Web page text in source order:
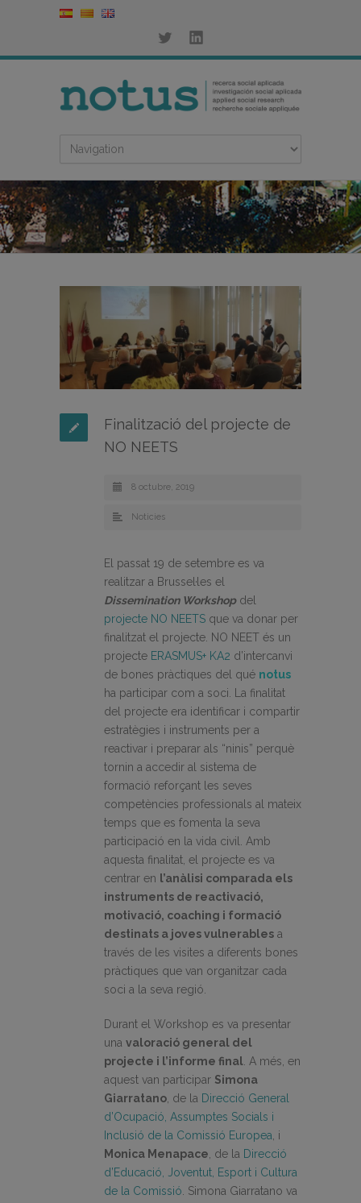
Finalització del projecte de
NO NEETS
8 octubre, 2019
Noticies
El passat 19 de setembre es va
realitzar a Brussel·les el
Dissemination Workshopdel
projecte NO NEETS que va donar per
finalitzat el projecte. NO NEET és un
projecte ERASMUS+ KA2 d’intercanvi
de bones pràctiques del qué notus
ha participar com a soci. La finalitat
del projecte era identificar i compartir
estratègies i instruments per a
reactivar i preparar als “ninis” perquè
tornin a accedir al sistema de
formació reforçant les seves
competències professionals al mateix
temps que es fomenta la seva
participació en la vida civil. Amb
aquesta finalitat, el projecte es va
centrar en l’anàlisi comparada els
instruments de reactivació,
motivació, coaching i formació
destinats a joves vulnerables a
través de les visites a diferents bones
pràctiques que van organitzar cada
soci a la seva regió.
Durant el Workshop es va presentar
una valoració general del
projecte i l’informe final. A més, en
aquest van participar Simona
Giarratano, de la Direcció General
d’Ocupació, Assumptes Socials i
Inclusió de la Comissió Europea, i
Monica Menapace, de la Direcció
d’Educació, Joventut, Esport i Cultura
de la Comissió. Simona Giarratano va